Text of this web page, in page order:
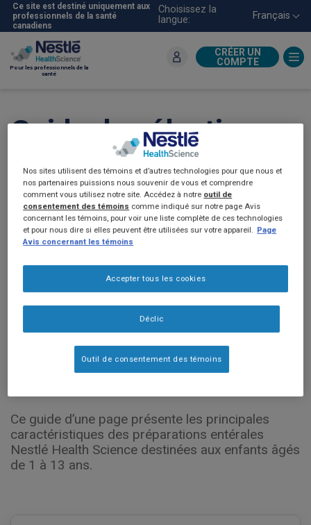
Aller
au
contenu
principal
Pour les professionnels de la
santé
Ce site est destiné uniquement aux
professionnels de la santé
canadiens
Choisissez la
langue:
Français
CRÉER UN
COMPTE
Guide de sélection
des produits pour la
pédiatrie (2022)
Ce guide d’une page présente les principales
caractéristiques des préparations entérales
Nestlé Health Science destinées aux enfants âgés
de 1 à 13 ans.
Nos sites utilisent des témoins et d’autres technologies pour que nous et
nos partenaires puissions nous souvenir de vous et comprendre
comment vous utilisez notre site. Accédez à notre outil de
consentement des témoins comme indiqué sur notre page Avis
concernant les témoins, pour voir une liste complète de ces technologies
et pour nous dire si elles peuvent être utilisées sur votre appareil.
Page
Avis concernant les témoins
Déclic
Accepter tous les cookies
Outil de consentement des témoins